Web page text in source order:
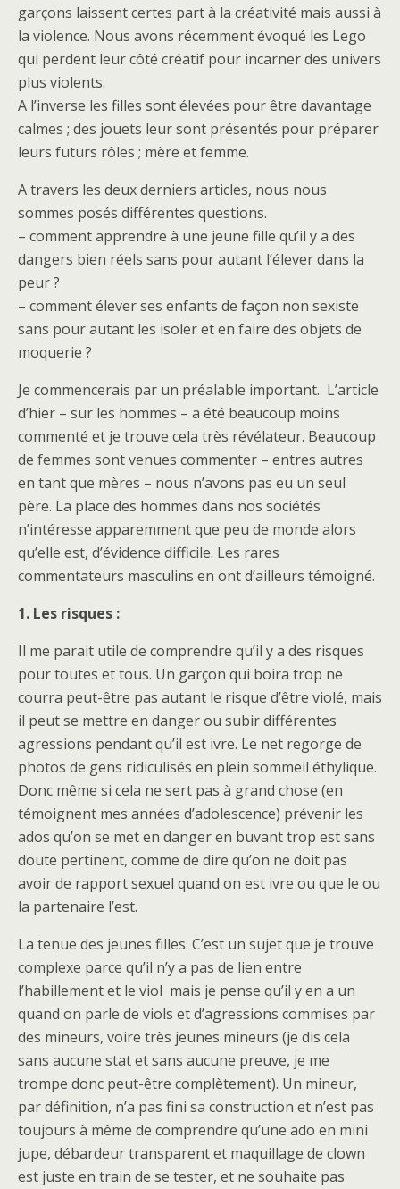
garçons laissent certes part à la créativité mais aussi à
la violence. Nous avons récemment évoqué les Lego
qui perdent leur côté créatif pour incarner des univers
plus violents.
A l’inverse les filles sont élevées pour être davantage
calmes ; des jouets leur sont présentés pour préparer
leurs futurs rôles ; mère et femme.
A travers les deux derniers articles, nous nous
sommes posés différentes questions.
– comment apprendre à une jeune fille qu’il y a des
dangers bien réels sans pour autant l’élever dans la
peur ?
– comment élever ses enfants de façon non sexiste
sans pour autant les isoler et en faire des objets de
moquerie ?
Je commencerais par un préalable important. L’article
d’hier – sur les hommes – a été beaucoup moins
commenté et je trouve cela très révélateur. Beaucoup
de femmes sont venues commenter – entres autres
en tant que mères – nous n’avons pas eu un seul
père. La place des hommes dans nos sociétés
n’intéresse apparemment que peu de monde alors
qu’elle est, d’évidence difficile. Les rares
commentateurs masculins en ont d’ailleurs témoigné.
1. Les risques :
Il me parait utile de comprendre qu’il y a des risques
pour toutes et tous. Un garçon qui boira trop ne
courra peut-être pas autant le risque d’être violé, mais
il peut se mettre en danger ou subir différentes
agressions pendant qu’il est ivre. Le net regorge de
photos de gens ridiculisés en plein sommeil éthylique.
Donc même si cela ne sert pas à grand chose (en
témoignent mes années d’adolescence) prévenir les
ados qu’on se met en danger en buvant trop est sans
doute pertinent, comme de dire qu’on ne doit pas
avoir de rapport sexuel quand on est ivre ou que le ou
la partenaire l’est.
La tenue des jeunes filles. C’est un sujet que je trouve
complexe parce qu’il n’y a pas de lien entre
l’habillement et le viol mais je pense qu’il y en a un
quand on parle de viols et d’agressions commises par
des mineurs, voire très jeunes mineurs (je dis cela
sans aucune stat et sans aucune preuve, je me
trompe donc peut-être complètement). Un mineur,
par définition, n’a pas fini sa construction et n’est pas
toujours à même de comprendre qu’une ado en mini
jupe, débardeur transparent et maquillage de clown
est juste en train de se tester, et ne souhaite pas